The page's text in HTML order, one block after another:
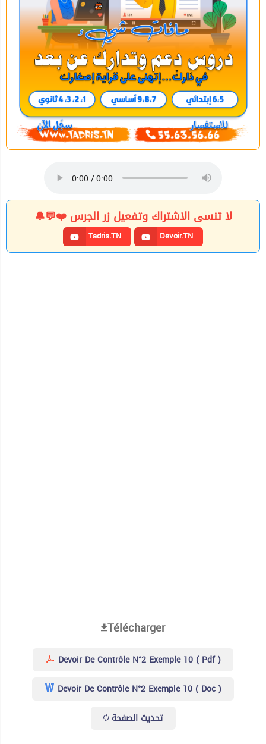
لا تنسى الاشتراك وتفعيل زر الجرس ❤️💬🔔
Tadris.TN Devoir.TN
Télécharger
Devoir De Contrôle N°2 Exemple 10 ( Pdf )
Devoir De Contrôle N°2 Exemple 10 ( Doc )
تحديث الصفحة